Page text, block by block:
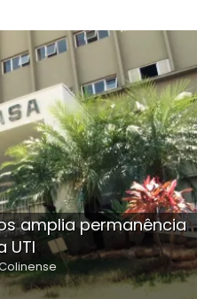
amplia permanência
UTI